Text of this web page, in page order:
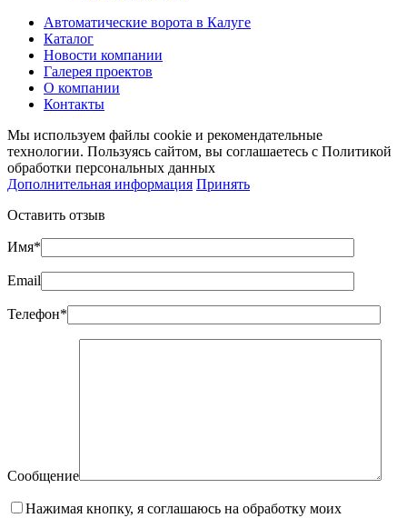
Автоматические ворота в Калуге
Каталог
Новости компании
Галерея проектов
О компании
Контакты
Мы используем файлы cookie и рекомендательные
технологии. Пользуясь сайтом, вы соглашаетесь с Политикой
обработки персональных данных
Дополнительная информация Принять
Оставить отзыв
Имя*
Email
Телефон*
Сообщение
Нажимая кнопку, я соглашаюсь на обработку моих